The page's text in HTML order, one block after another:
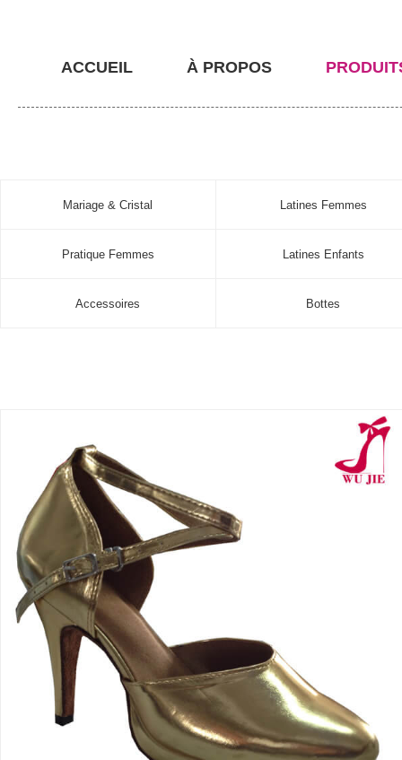
ACCUEIL À PROPOS
Mariage & Cristal Latines Femmes
Pratique Femmes Latines Enfants
Accessoires Bottes